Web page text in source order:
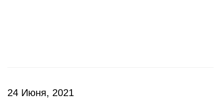
24 Июня, 2021